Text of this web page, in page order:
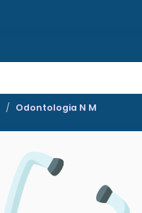
Odontologia N M